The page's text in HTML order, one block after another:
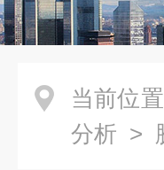
当前位置
分析 >